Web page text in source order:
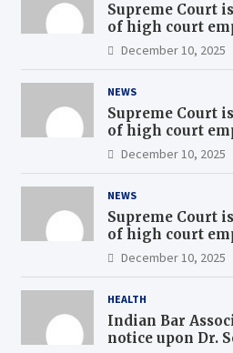
Supreme Court
of high court
uniform pay
December 10, 2025
NEWS
Supreme Court
of high court
uniform pay
December 10, 2025
NEWS
Supreme Court
of high court
uniform pay
December 10, 2025
HEALTH
Indian Bar
notice upon Dr.